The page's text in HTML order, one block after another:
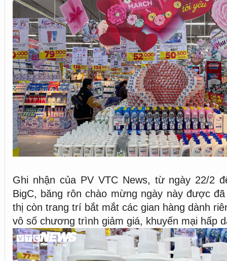
Ghi nhận của PV VTC News, từ ngày 22/2
BigC, băng rôn chào mừng ngày này được
thị còn trang trí bắt mắt các gian hàng dành
vô số chương trình giảm giá, khuyến mại hấp